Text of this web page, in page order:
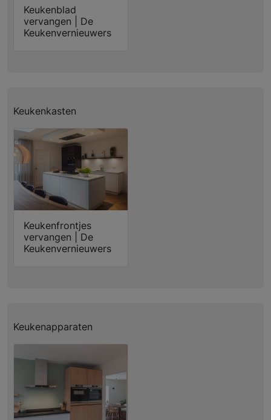
Keukenblad
vervangen | De
Keukenvernieuwers
Keukenkasten
Keukenfrontjes
vervangen | De
Keukenvernieuwers
Keukenapparaten